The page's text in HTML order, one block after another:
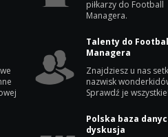
piłkarzy do Football
Managera.
Talenty do
Managera
Znajdziesz u nas
nazwisk
Sprawdź je
Polska baza
dyskusja